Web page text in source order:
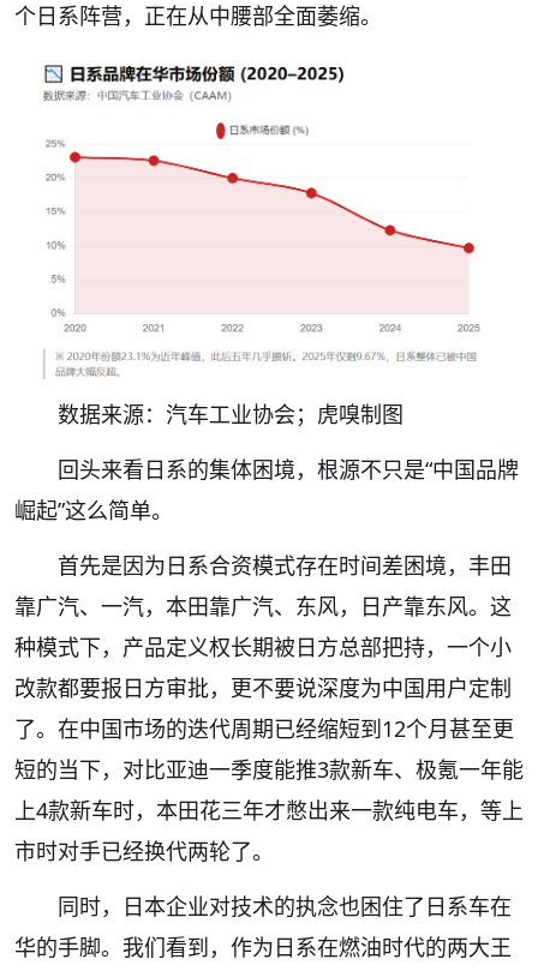
个日系阵营，正在从中腰部全面萎缩。
数据来源：汽车工业协会；虎嗅制图
回头来看日系的集体困境，根源不只是“中国品牌
崛起”这么简单。
首先是因为日系合资模式存在时间差困境，丰田
靠广汽、一汽，本田靠广汽、东风，日产靠东风。这
种模式下，产品定义权长期被日方总部把持，一个小
改款都要报日方审批，更不要说深度为中国用户定制
了。在中国市场的迭代周期已经缩短到12个月甚至更
短的当下，对比亚迪一季度能推3款新车、极氪一年能
上4款新车时，本田花三年才憋出来一款纯电车，等上
市时对手已经换代两轮了。
同时，日本企业对技术的执念也困住了日系车在
华的手脚。我们看到，作为日系在燃油时代的两大王